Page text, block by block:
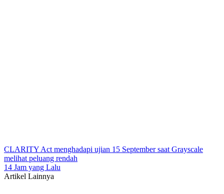
CLARITY Act menghadapi ujian 15 September saat Grayscale
melihat peluang rendah
14 Jam yang Lalu
Artikel Lainnya